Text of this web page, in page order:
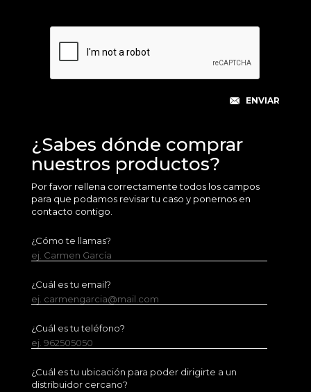
¿Sabes dónde comprar
nuestros productos?
Por favor rellena correctamente todos los campos
para que podamos revisar tu caso y ponernos en
contacto contigo.
¿Cómo te llamas?
ej. Carmen García
¿Cuál es tu email?
ej. carmengarcia@mail.com
¿Cuál es tu teléfono?
ej. 962505050
¿Cuál es tu ubicación para poder dirigirte a un
distribuidor cercano?